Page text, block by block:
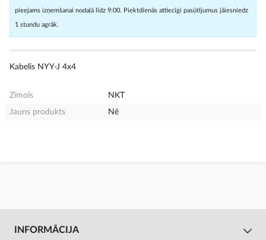
pieejams izņemšanai nodaļā līdz 9:00. Piektdienās attiecīgi pasūtījumus jāiesniedz
1 stundu agrāk.
Kabelis NYY-J 4x4
Zīmols
NKT
Jauns produkts
Nē
INFORMĀCIJA